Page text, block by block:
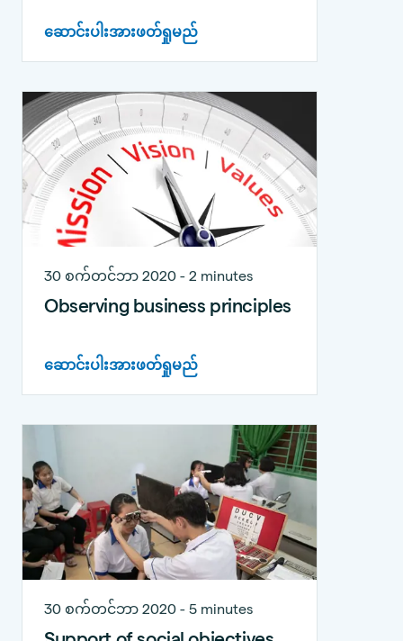
ဆောင်းပါးအားဖတ်ရှုမည်
30 စက်တင်ဘာ 2020 - 2 minutes
Observing business principles
ဆောင်းပါးအားဖတ်ရှုမည်
30 စက်တင်ဘာ 2020 - 5 minutes